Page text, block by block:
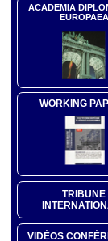
ACADEMIA
EUROPAEA
WORKING
TRIBUNE
VIDÉOS